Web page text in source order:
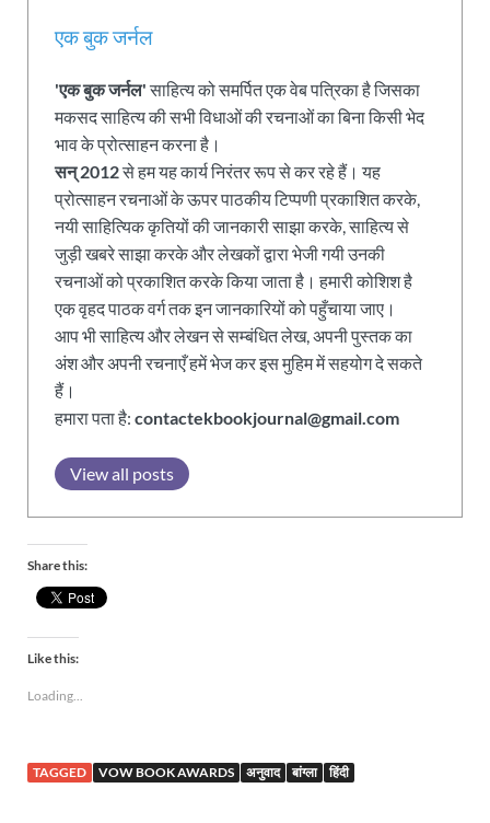
एक बुक जर्नल
'एक बुक जर्नल'साहित्य को समर्पित एक वेब पत्रिका है जिसका
मकसद साहित्य की सभी विधाओं की रचनाओं का बिना किसी भेद
भाव के प्रोत्साहन करना है।
सन् 2012से हम यह कार्य निरंतर रूप से कर रहे हैं। यह
प्रोत्साहन रचनाओं के ऊपर पाठकीय टिप्पणी प्रकाशित करके,
नयी साहित्यिक कृतियों की जानकारी साझा करके, साहित्य से
जुड़ी खबरे साझा करके और लेखकों द्वारा भेजी गयी उनकी
रचनाओं को प्रकाशित करके किया जाता है। हमारी कोशिश है
एक वृहद पाठक वर्ग तक इन जानकारियों को पहुँचाया जाए।
आप भी साहित्य और लेखन से सम्बंधित लेख, अपनी पुस्तक का
अंश और अपनी रचनाएँ हमें भेज कर इस मुहिम में सहयोग दे सकते
हैं।
हमारा पता है: contactekbookjournal@gmail.com
View all posts
Share this:
Like this:
Loading...
TAGGED VOW BOOK AWARDS अनुवाद बांग्ला हिंदी